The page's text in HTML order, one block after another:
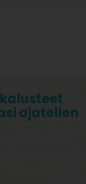
ajatellen